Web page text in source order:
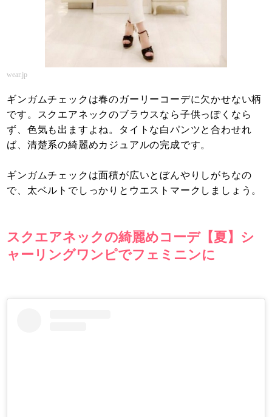
wear.jp
ギンガムチェックは春のガーリーコーデに欠かせない柄
です。スクエアネックのブラウスなら子供っぽくなら
ず、色気も出ますよね。タイトな白パンツと合わせれ
ば、清楚系の綺麗めカジュアルの完成です。
ギンガムチェックは面積が広いとぼんやりしがちなの
で、太ベルトでしっかりとウエストマークしましょう。
スクエアネックの綺麗めコーデ【夏】シ
ャーリングワンピでフェミニンに